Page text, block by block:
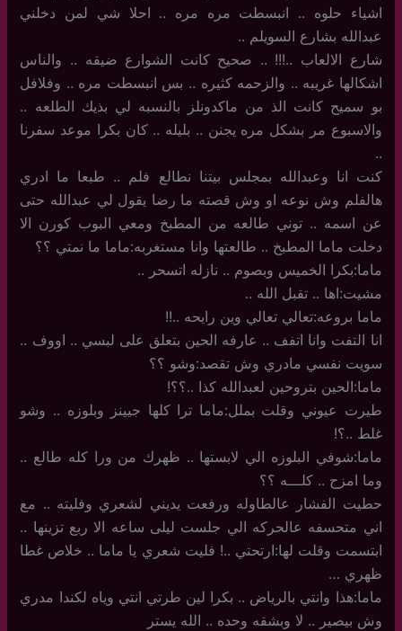
اشياء حلوه .. انبسطت مره مره .. احلا شي لمن دخلني
عبدالله بشارع السويلم ..
شارع الالعاب ..!!! .. صحيح كانت الشوارع ضيقه .. والناس
اشكالها غريبه .. والزحمه كثيره .. بس انبسطت مره .. وفلافل
بو سميح كانت الذ من ماكدونلز بالنسبه لي بذيك الطلعه ..
والاسبوع مر بشكل مره يجنن .. بليله .. كان بكرا موعد سفرنا
..
كنت انا وعبدالله بمجلس بيتنا نطالع فلم .. طبعا ما ادري
هالفلم وش نوعه او وش قصته ما رضا يقول لي عبدالله حتى
عن اسمه .. توني طالعه من المطبخ ومعي البوب كورن الا
دخلت ماما المطبخ .. طالعتها وانا مستغربه:ماما ما نمتي ؟؟
ماما:بكرا الخميس وبصوم .. نازله اتسحر ..
مشيت:اها .. تقبل الله ..
ماما بروعه:تعالي تعالي وين رايحه ..!!
انا التفت وانا اتفف .. عارفه الحين بتعلق على لبسي .. اووف ..
سويت نفسي مادري وش تقصد:وشو ؟؟
ماما:الحين بتروحين لعبدالله كذا ..؟؟!
طيرت عيوني وقلت بملل:ماما ترا كلها جيينز وبلوزه .. وشو
غلط ..؟!
ماما:شوفي البلوزه الي لابستها .. ظهرك من ورا كله طالع ..
وما امزح .. كلـــه ؟؟
حطيت الفشار عالطاوله ورفعت يديني لشعري وفليته .. مع
اني متحسفه عالحركه الي جلست ليلى ساعه الا ربع تزينها ..
ابتسمت وقلت لها:ارتحتي ..! فليت شعري يا ماما .. خلاص غطا
ظهري …
ماما:هذا وانتي بالرياض .. بكرا لين طرتي انتي وياه لكندا مدري
وش بيصير .. لا وبشقه وحده .. الله يستر